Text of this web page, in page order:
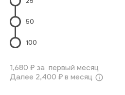
50
100
1,680 ₽ за первый месяц
Далее 2,400 ₽ в месяц info_outline